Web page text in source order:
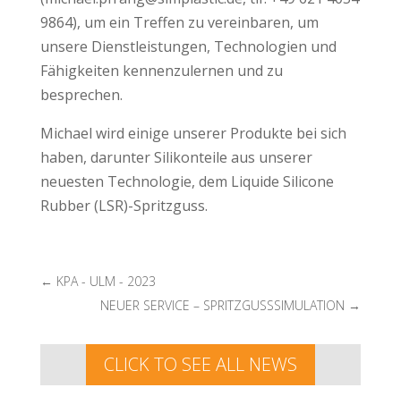
9864), um ein Treffen zu vereinbaren, um
unsere Dienstleistungen, Technologien und
Fähigkeiten kennenzulernen und zu
besprechen.
Michael wird einige unserer Produkte bei sich
haben, darunter Silikonteile aus unserer
neuesten Technologie, dem Liquide Silicone
Rubber (LSR)-Spritzguss.
← KPA - ULM - 2023
NEUER SERVICE – SPRITZGUSSSIMULATION →
CLICK TO SEE ALL NEWS